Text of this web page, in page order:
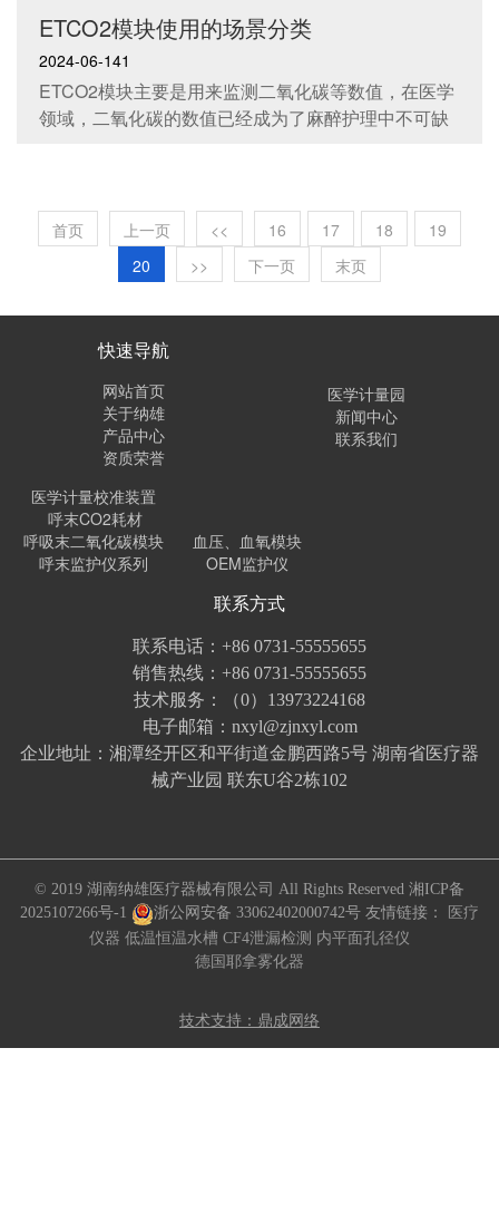
ETCO2模块使用的场景分类
2024-06-141
ETCO2模块主要是用来监测二氧化碳等数值，在医学
领域，二氧化碳的数值已经成为了麻醉护理中不可缺
高的参考价值。...
首页 上一页 << 16 17 18
19
20
>> 下一页 末页
快速导航
网站首页
关于纳雄
产品中心
资质荣誉
医学计量园
新闻中心
联系我们
医学计量校准装置
呼末CO2耗材
呼吸末二氧化碳模块
呼末监护仪系列
血压、血氧模块
OEM监护仪
联系方式
联系电话：+86 0731-55555655
销售热线：+86 0731-55555655
技术服务：（0）13973224168
电子邮箱：nxyl@zjnxyl.com
企业地址：湘潭经开区和平街道金鹏西路5号 湖南省医疗器
械产业园 联东U谷2栋102
© 2019 湖南纳雄医疗器械有限公司 All Rights Reserved 湘ICP备
2025107266号-1
浙公网安备 33062402000742号 友情链接：
医疗
仪器 低温恒温水槽 CF4泄漏检测 内平面孔径仪
德国耶拿雾化器
技术支持：鼎成网络